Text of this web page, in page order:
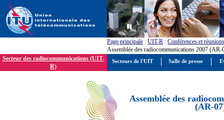
Page principale : UIT-R : Conférences et réunions
Assemblée des radiocommunications 2007 (AR-
Secteur des radiocommunications (UIT-
R)
Assemblée des
(AR-
Secteurs de l'UIT Salle de presse